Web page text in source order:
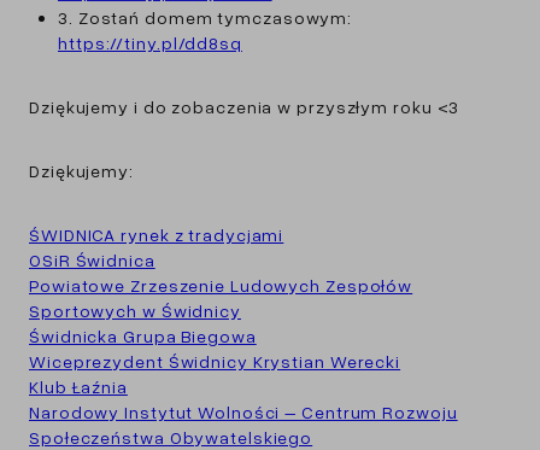
3. Zostań domem tymczasowym:
https://tiny.pl/dd8sq
Dziękujemy i do zobaczenia w przyszłym roku <3
Dziękujemy:
ŚWIDNICA rynek z tradycjami
OSiR Świdnica
Powiatowe Zrzeszenie Ludowych Zespołów
Sportowych w Świdnicy
Świdnicka Grupa Biegowa
Wiceprezydent Świdnicy Krystian Werecki
Klub Łaźnia
Narodowy Instytut Wolności – Centrum Rozwoju
Społeczeństwa Obywatelskiego